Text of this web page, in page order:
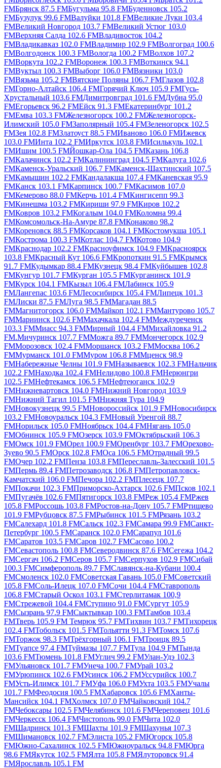
FMБрянск 87.5 FMБугульма 95.8 FMБуденновск 105.2
FMБузулук 99.6 FMВалуйки 101.8 FMВеликие Луки 103.4
FMВеликий Новгород 103.7 FMВеликий Устюг 103.0
FMВерхняя Салда 102.6 FMВладивосток 104.2
FMВладикавказ 102.0 FMВладимир 102.9 FMВолгоград 100.6
FMВолгодонск 100.3 FMВологда 100.2 FMВолхов 107.2
FMВоркута 102.2 FMВоронеж 100.3 FMВоткинск 94.1
FMВуктыл 100.3 FMВыборг 106.0 FMВязники 103.0
FMВязьма 105.2 FMВятские Поляны 106.7 FMГлазов 102.8
FMГорно-Алтайск 106.4 FMГорячий Ключ 105.9 FMГусь-
Хрустальный 103.6 FMДимитровград 101.6 FMДубна 95.0
FMЕгорьевск 96.2 FMЕйск 91.3 FMЕкатеринбург 101.2
FMЕмва 103.3 FMЖелезногорск 100.2 FMЖелезногорск-
Илимский 105.0 FMЗаполярный 105.4 FMЗеленогорск 102.5
FMЗея 102.8 FMЗлатоуст 88.5 FMИваново 106.0 FMИжевск
103.0 FMИнта 102.2 FMИркутск 103.8 FMИсилькуль 102.1
FMИшим 100.5 FMЙошкар-Ола 104.5 FMКазань 106.8
FMКалачинск 102.2 FMКалининград 104.5 FMКалуга 102.6
FMКаменск-Уральский 106.7 FMКаменск-Шахтинский 107.5
FMКамышин 102.2 FMКандалакша 107.4 FMКаневская 95.9
FMКанск 103.1 FMКарпинск 100.7 FMКасимов 107.0
FMКемерово 88.0 FMКерчь 101.4 FMКингисепп 99.3
FMКинешма 103.2 FMКириши 97.9 FMКиров 102.2
FMКовров 103.2 FMКогалым 104.0 FMКоломна 99.4
FMКомсомольск-На-Амуре 87.8 FMКонаково 98.2
FMКореновск 88.5 FMКорсаков 104.1 FMКостомукша 105.1
FMКострома 100.3 FMКотлас 104.7 FMКотово 104.9
FMКраснодар 102.2 FMКрасноуфимск 104.9 FMКрасноярск
103.8 FMКрасный Кут 106.6 FMКропоткин 91.5 FMКрымск
91.7 FMКудымкар 88.4 FMКузнецк 98.4 FMКуйбышев 102.8
FMКунгур 101.7 FMКурган 105.5 FMКурганинск 101.9
FMКурск 104.1 FMКызыл 106.4 FMЛабинск 105.9
FMЛангепас 103.6 FMЛесосибирск 105.4 FMЛипецк 101.3
FMЛиски 87.5 FMЛуга 98.5 FMМагадан 88.5
FMМагнитогорск 106.0 FMМайкоп 102.1 FMМантурово 105.7
FMМариинск 102.6 FMМахачкала 102.4 FMМеждуреченск
103.3 FMМиасс 94.3 FMМирный 104.4 FMМихайловка 91.2
FM.Мичуринск 107.7 FMМожга 89.7 FMМончегорск 102.9
FMМорозовск 102.4 FMМоршанск 103.2 FMМосква 106.2
FMМурманск 101.0 FMМуром 106.8 FMМценск 98.9
FMНабережные Челны 101.9 FMНазываевск 102.3 FMНальчик
102.2 FMНаходка 102.4 FMНелидово 100.8 FMНерюнгри
102.5 FMНефтекамск 106.5 FMНефтеюганск 102.9
FMНижневартовск 104.0 FMНижний Новгород 103.9
FMНижний Тагил 101.5 FMНижняя Тура 104.9
FMНовокузнецк 99.5 FMНовороссийск 101.9 FMНовосибирск
103.2 FMНовоуральск 104.3 FMНовый Уренгой 88.7
FMНорильск 105.0 FMНоябрьск 104.4 FMНягань 105.0
FMОбнинск 105.9 FMОзерск 103.9 FMОктябрьский 106.3
FMОмск 101.9 FMОрел 100.9 FMОренбург 103.7 FMОрехово-
Зуево 90.5 FMОрск 102.8 FMОса 106.5 FMОтрадный 99.5
FMОчер 102.2 FMПенза 103.8 FMПереславль-Залесский 101.5
FMПермь 89.4 FMПетрозаводск 106.8 FMПетропавловск-
Камчатский 106.0 FMПечора 102.2 FMПлесецк 107.7
FMПокачи 102.3 FMПриморско-Ахтарск 102.6 FMПсков 102.1
FMПугачёв 102.6 FMПятигорск 103.8 FMРеж 105.4 FMРжев
105.8 FMРоссошь 103.8 FMРостов-на-Дону 105.7 FMРтищево
101.9 FMРубцовск 87.5 FMРыбинск 101.5 FMРязань 103.2
FMСалехард 101.8 FMСальск 102.3 FMСамара 99.9 FMСанкт-
Петербург 100.5 FMСаранск 102.0 FMСарапул 101.6
FMСаратов 103.5 FMСаров 102.7 FMСасово 100.2
FMСевастополь 100.8 FMСеверодвинск 87.6 FMСегежа 104.2
FMСергач 106.2 FMСеров 105.7 FMСерпухов 102.9 FMСибай
100.3 FMСимферополь 89.7 FMСлавянск-на-Кубани 100.4
FMСмоленск 102.0 FMСоветская Гавань 105.0 FMСоветский
105.8 FMСоль-Илецк 107.0 FMСочи 104.4 FMСтаврополь
106.8 FMСтарый Оскол 103.1 FMСтерлитамак 100,9
FMСтрежевой 104.4 FMСтупино 91.0 FMСургут 105.9
FMСызрань 97.9 FMСыктывкар 100.3 FMТамбов 103.4
FMТверь 105.9 FM Темрюк 95.7 FMТихвин 103.7 FMТихорецк
102.4 FMТобольск 101.5 FMТольятти 91.3 FMТомск 107.6
FMТоржок 98.3 FMТрёхгорный 106.1 FMТроицк 89.5
FMТуапсе 97.4 FMТуймазы 107.7 FMТула 104.9 FMТында
103.6 FMТюмень 101.8 FMУглич 99.2 FMУлан-Удэ 102.3
FMУльяновск 101.7 FMУнеча 100.7 FMУрай 103.2
FMУрюпинск 102.6 FMУсинск 106.2 FMУссурийск 100.7
FMУсть-Илимск 101.7 FMУфа 106.0 FMУхта 103.5 FMУчалы
101.7 FMФеодосия 100.5 FMХабаровск 105.6 FMХанты-
Мансийск 104.1 FMХолмск 107.0 FMЧайковский 104.7
FMЧебоксары 102.5 FMЧелябинск 101.6 FMЧереповец 101.6
FMЧеркесск 106.4 FMЧистополь 99.0 FMЧита 102.0
FMШадринск 101.3 FMШахты 101.9 FMШахунья 107.3
FMШимановск 102.7 FMЭлиста 105.2 FMЮгорск 105.8
FMЮжно-Сахалинск 102.5 FMЮжноуральск 94.8 FMЮрга
98.6 FMЯкутск 102.5 FMЯлта 105.8 FMЯлуторовск 91.4
FMЯрославль 105.1 FM